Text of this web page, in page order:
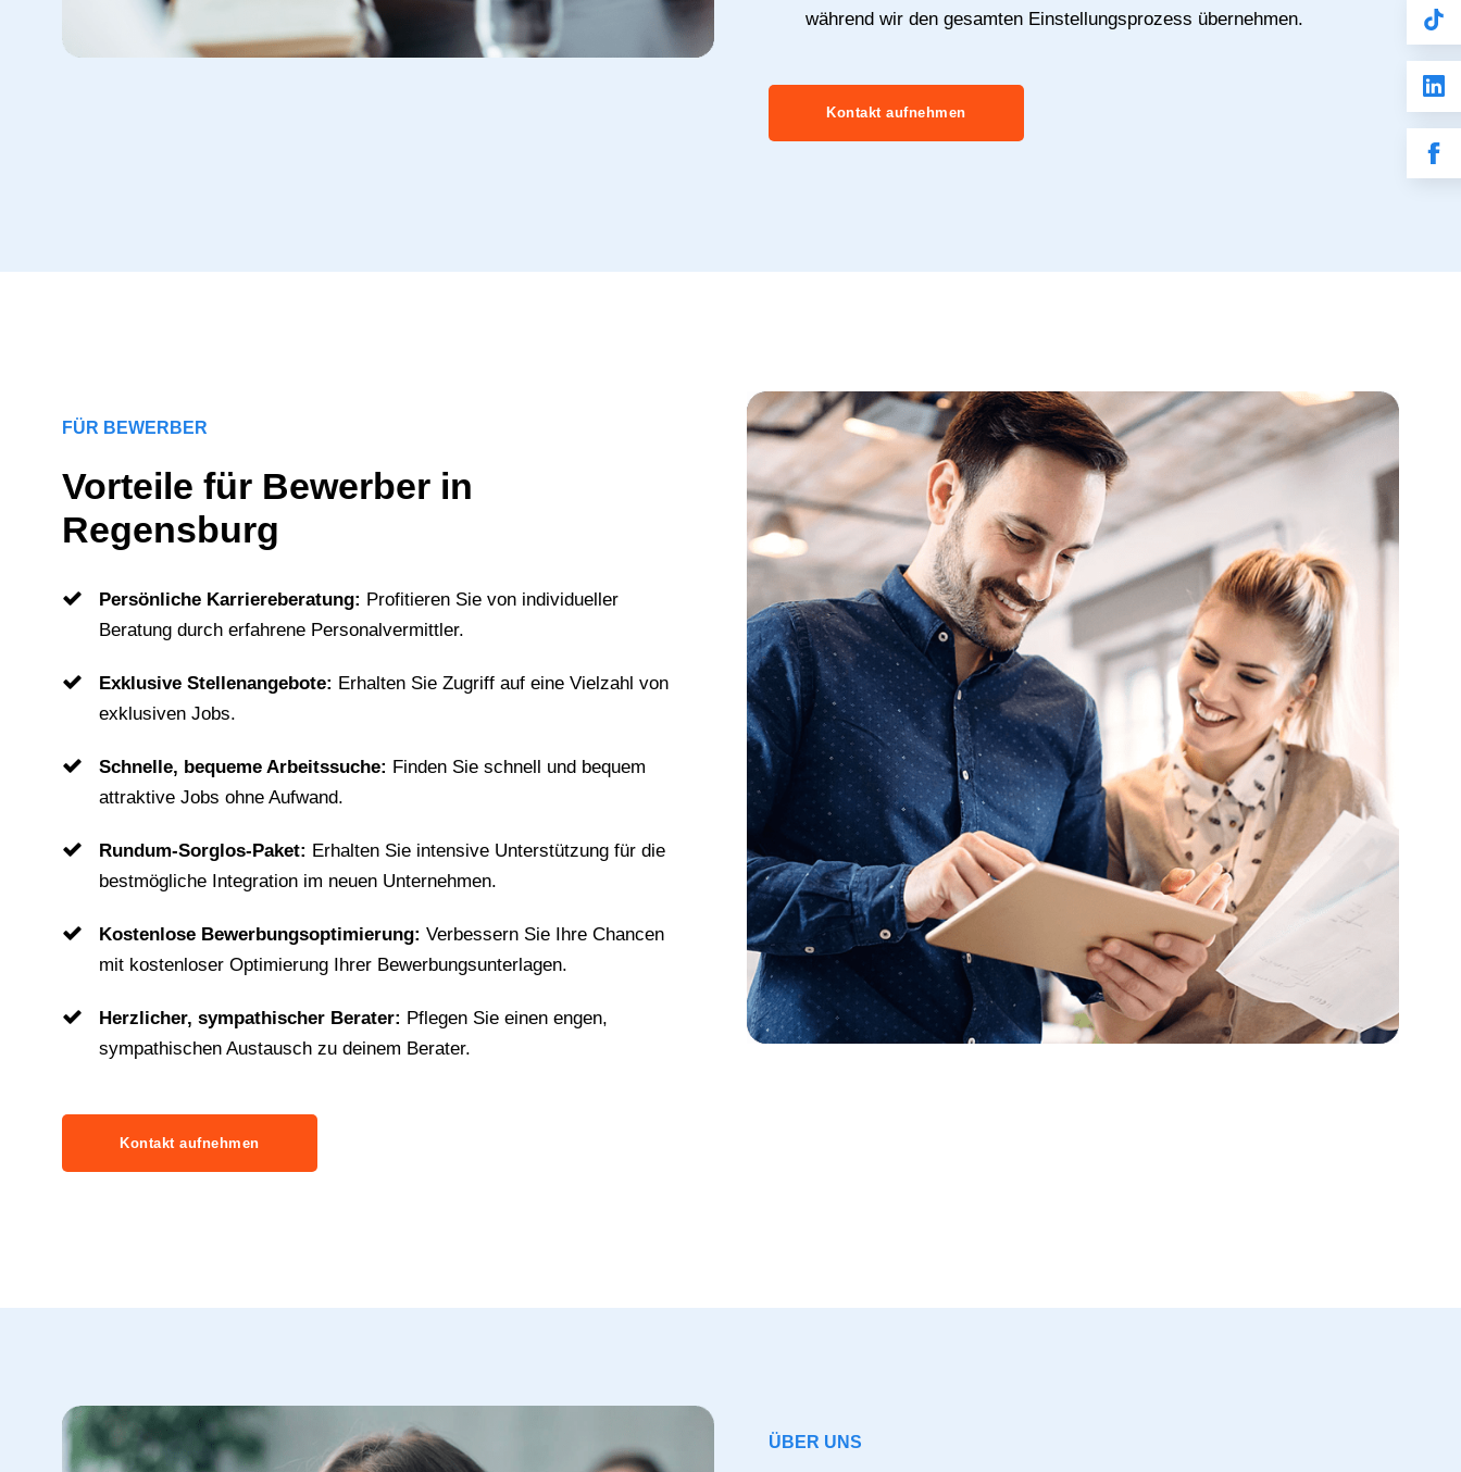
während wir den gesamten Einstellungsprozess übernehmen.
Kontakt aufnehmen
FÜR BEWERBER
Vorteile für Bewerber in
Regensburg
Persönliche Karriereberatung: Profitieren Sie von individueller
Beratung durch erfahrene Personalvermittler.
Exklusive Stellenangebote: Erhalten Sie Zugriff auf eine Vielzahl von
exklusiven Jobs.
Schnelle, bequeme Arbeitssuche: Finden Sie schnell und bequem
attraktive Jobs ohne Aufwand.
Rundum-Sorglos-Paket: Erhalten Sie intensive Unterstützung für die
bestmögliche Integration im neuen Unternehmen.
Kostenlose Bewerbungsoptimierung: Verbessern Sie Ihre Chancen
mit kostenloser Optimierung Ihrer Bewerbungsunterlagen.
Herzlicher, sympathischer Berater: Pflegen Sie einen engen,
sympathischen Austausch zu deinem Berater.
Kontakt aufnehmen
ÜBER UNS